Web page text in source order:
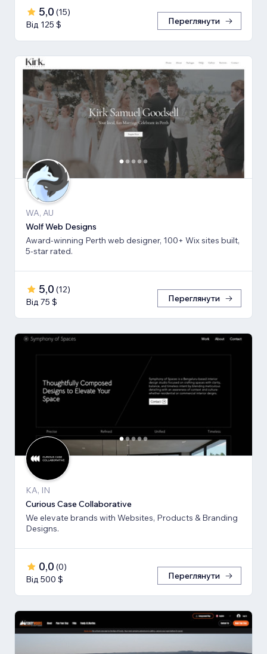
5,0 (15)
Від 125 $
Переглянути
WA, AU
Wolf Web Designs
Award-winning Perth web designer, 100+ Wix sites built,
5-star rated.
5,0 (12)
Від 75 $
Переглянути
KA, IN
Curious Case Collaborative
We elevate brands with Websites, Products & Branding
Designs.
0,0 (0)
Від 500 $
Переглянути